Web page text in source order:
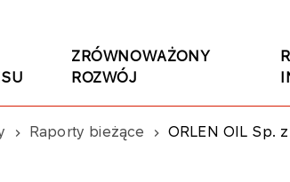
ZRÓWNOWAŻONY
ROZWÓJ
Raporty bieżące ORLEN OIL Sp.